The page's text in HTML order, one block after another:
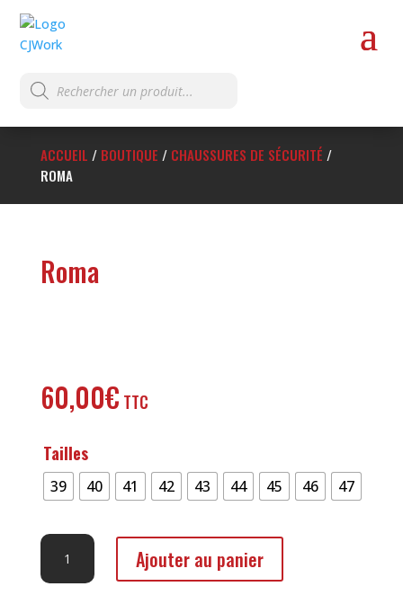
Recherche
de
produits
ACCUEIL / BOUTIQUE / CHAUSSURES DE SÉCURITÉ /
ROMA
Roma
60,00€
Tailles
39 40 41 42 43 44 45 46 47
quantité
Roma
Ajouter au panier